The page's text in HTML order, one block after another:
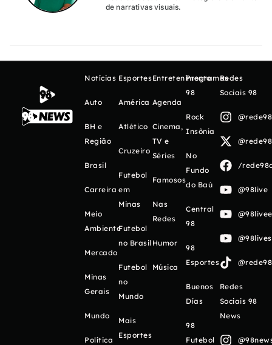
de narrativas visuais.
Notícias
Auto
BH e
Região
Brasil
Carreira
Meio
Ambiente
Mercado
Minas
Gerais
Mundo
Política
Esportes
América
Atlético
Cruzeiro
Futebol
em
Minas
Futebol
no Brasil
Futebol
no
Mundo
Mais
Esportes
Entretenimento
Agenda
Cinema,
TV e
Séries
Famosos
Nas
Redes
Humor
Música
Programas
98
Rock
Insônia
No
Fundo
do Baú
Central
98
98
Esportes
Buenos
Días
98
Futebol
Redes
Sociais 98
/
@98live
Redes
Sociais 98
News